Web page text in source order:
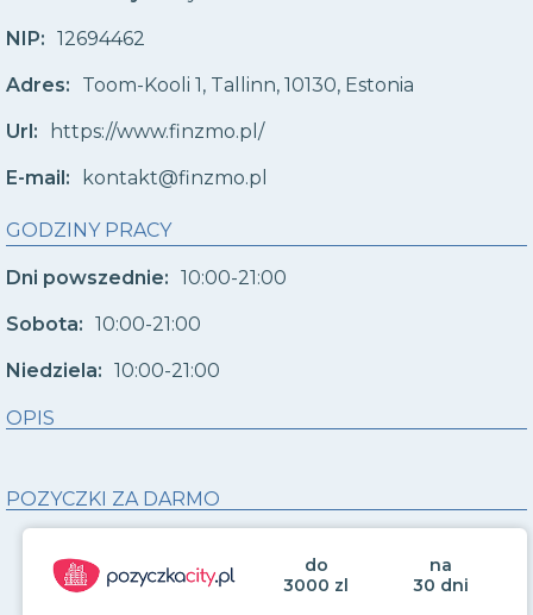
NIP: 12694462
Adres: Toom-Kooli 1, Tallinn, 10130, Estonia
Url: https://www.finzmo.pl/
E-mail: kontakt@finzmo.pl
GODZINY PRACY
Dni powszednie: 10:00-21:00
Sobota: 10:00-21:00
Niedziela: 10:00-21:00
OPIS
POZYCZKI ZA DARMO
do
3000 zl
na
30 dni